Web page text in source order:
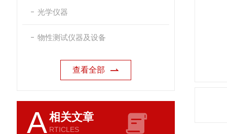
光学仪器
物性测试仪器及设备
查看全部
A相关文章
RTICLES